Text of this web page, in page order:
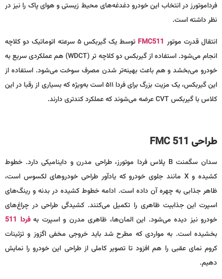
فرداموتورز در انتخاب این خودرو دغدغه‌های محیط زیستی و هوای پاک را نیز در
نظر داشته است.
انتقال قدرت موتورFMC511
توسط یک گیربکس ۵ سرعته اتوماتیک دو کلاچه
انجام می‌شود. استفاده از گیربکس دو کلاچه تر (WDCT) هم عملکردی سریع به
خودرو می‌بخشد و هم باعث بهینه‌تر شدن مصرف سوخت می‌شود. استفاده از
این گیربکس، یک مزیت بزرگ برای فردا ۵۱۱ است به‌ویژه که بسیاری از رقبا در این
کلاس با گیربکس CVT عرضه می‌شوند که عملکرد کندتری دارند.
طراحیFMC 511
سدان سگمنت B پلاس فردا موتورز، طراحی مدرن و داینامیکی دارد. خطوط
کشیده و X مانند جلوی خودرو که یادآور طراحی خودروهای لکسوس است،
ظاهر جذابی به چهره آن داده است. ادامه خطوط کشیده در بدنه و رینگ‌های
اسپرت این جذابیت ظاهری را تکمیل می‌کنند. کشیدگی طراحی در چراغ‌های
خودرو نیز دیده می‌شود. این المان‌ها، ظاهری مدرن و اسپرت بهفردا 511
بخشیده است. به مواردی که مطرح شد باید خروجی مخفی اگزوز و تزئینات
کروم نمای عقبی را هم افزود تا تصویر کاملی از طراحی این خودرو را نمایش
دهیم.